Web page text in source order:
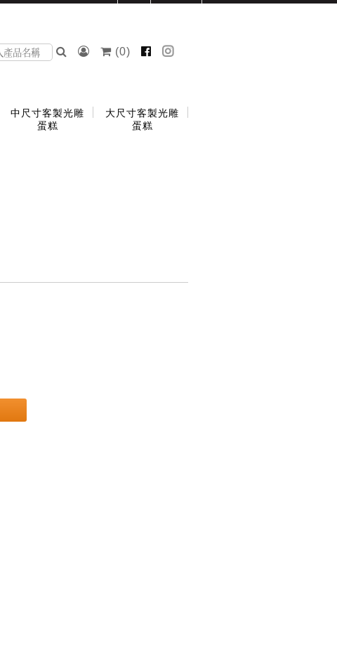
(0)
中尺寸客製光雕
蛋糕
大尺寸客製光雕
蛋糕